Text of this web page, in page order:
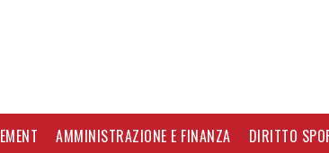
AMMINISTRAZIONE E FINANZA DIRITTO